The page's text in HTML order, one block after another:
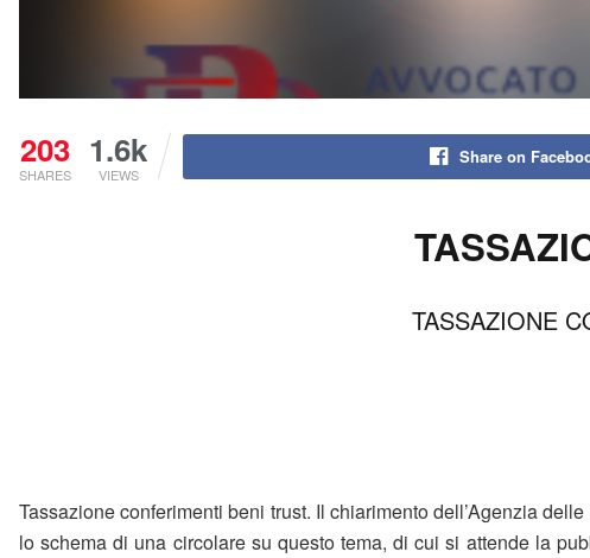
203
SHARES
1.6k
VIEWS
Share on
TASSAZIONE
Tassazione conferimenti beni trust. Il chiarimento dell’Agenzia
lo schema di una circolare su questo tema, di cui si attende la